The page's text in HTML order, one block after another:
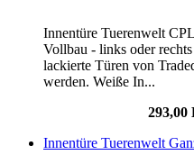
Innentüre Tuerenwelt
Vollbau - links oder
lackierte Türen von
werden. Weiße In...
293,00
Innentüre Tuerenwelt